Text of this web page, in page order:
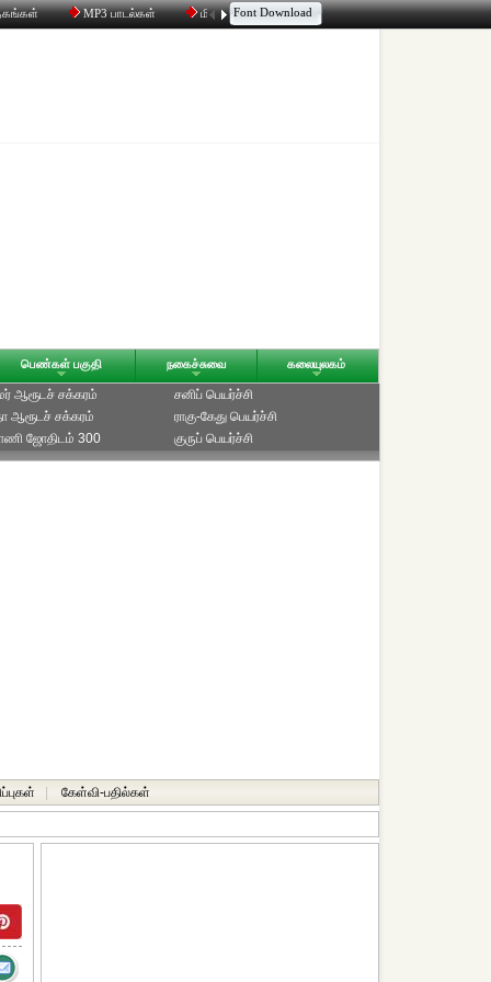
MP3 பாடல்கள் மின்னஞ்சல் திரட்டி உரையாடல்
Font Download
பெண்கள் பகுதி நகைச்சுவை கலையுலகம்
ஆரூடச் சக்கரம்
ஆரூடச் சக்கரம்
ஜோதிடம் 300
சனிப் பெயர்ச்சி
ராகு-கேது பெயர்ச்சி
குருப் பெயர்ச்சி
கேள்வி-பதில்கள்